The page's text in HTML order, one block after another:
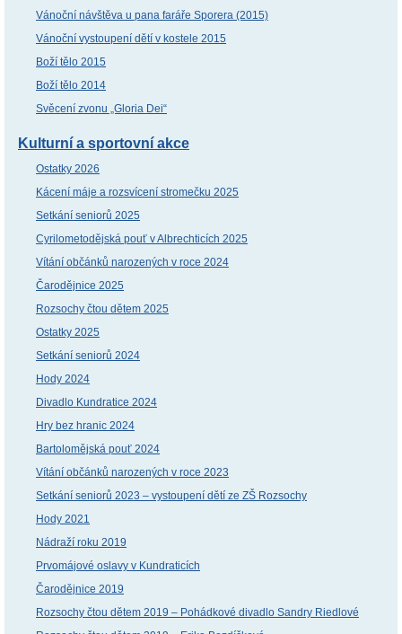
Vánoční návštěva u pana faráře Sporera (2015)
Vánoční vystoupení dětí v kostele 2015
Boží tělo 2015
Boží tělo 2014
Svěcení zvonu „Gloria Dei“
Kulturní a sportovní akce
Ostatky 2026
Kácení máje a rozsvícení stromečku 2025
Setkání seniorů 2025
Cyrilometodějská pouť v Albrechticích 2025
Vítání občánků narozených v roce 2024
Čarodějnice 2025
Rozsochy čtou dětem 2025
Ostatky 2025
Setkání seniorů 2024
Hody 2024
Divadlo Kundratice 2024
Hry bez hranic 2024
Bartolomějská pouť 2024
Vítání občánků narozených v roce 2023
Setkání seniorů 2023 – vystoupení dětí ze ZŠ Rozsochy
Hody 2021
Nádraží roku 2019
Prvomájové oslavy v Kundraticích
Čarodějnice 2019
Rozsochy čtou dětem 2019 – Pohádkové divadlo Sandry Riedlové